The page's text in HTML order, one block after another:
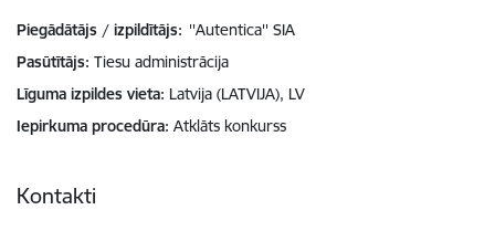
Piegādātājs / izpildītājs: ''Autentica'' SIA
Pasūtītājs Tiesu administrācija
Līguma izpildes vieta Latvija (LATVIJA), LV
Iepirkuma procedūra Atklāts konkurss
Kontakti